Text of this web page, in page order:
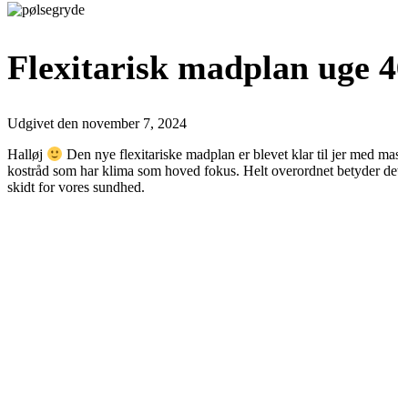
Flexitarisk madplan uge
Udgivet den november 7, 2024
Halløj
Den nye flexitariske madplan er blevet klar til jer med
kostråd som har klima som hoved fokus. Helt overordnet betyder
skidt for vores sundhed.